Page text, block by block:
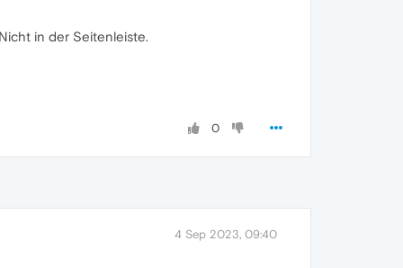
in der Seitenleiste.
0
4 Sep 2023, 09:40